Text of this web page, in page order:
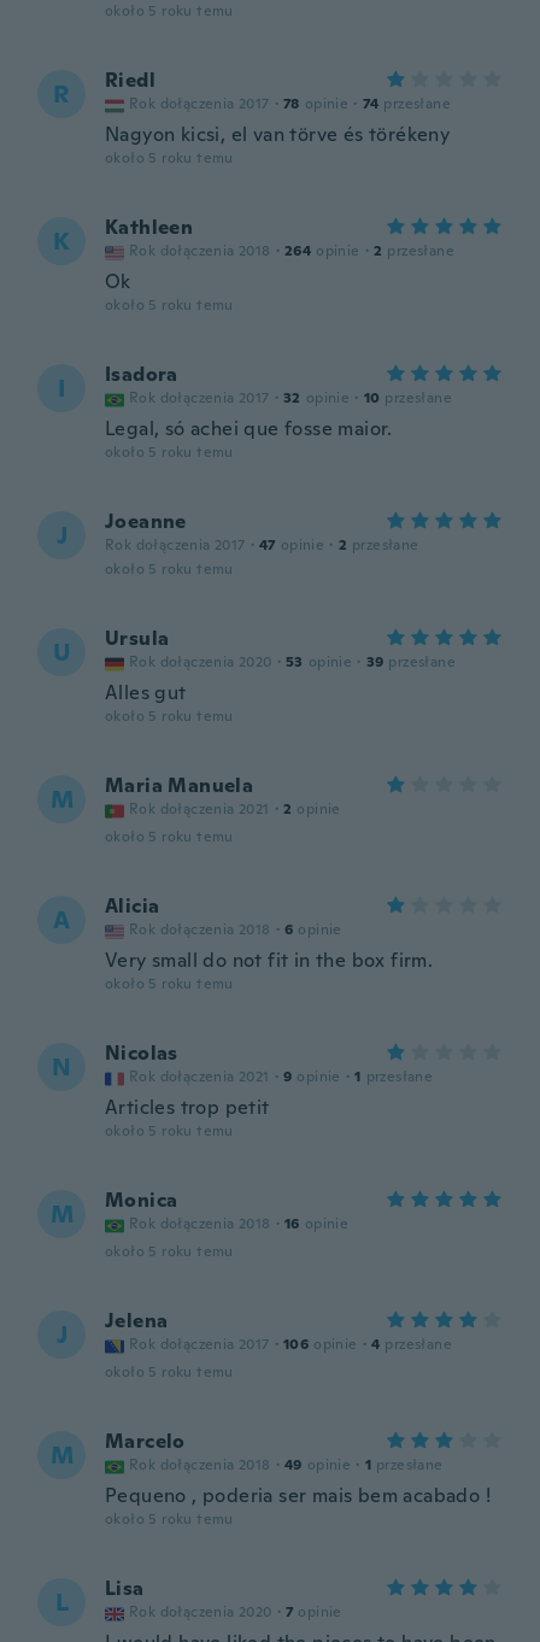
około 5 roku temu
R Riedl
Rok dołączenia 2017 · 78 opinie · 74 przesłane
Nagyon kicsi, el van törve és törékeny
około 5 roku temu
K Kathleen
Rok dołączenia 2018 · 264 opinie · 2 przesłane
Ok
około 5 roku temu
I Isadora
Rok dołączenia 2017 · 32 opinie · 10 przesłane
Legal, só achei que fosse maior.
około 5 roku temu
J Joeanne
Rok dołączenia 2017 · 47 opinie · 2 przesłane
około 5 roku temu
U Ursula
Rok dołączenia 2020 · 53 opinie · 39 przesłane
Alles gut
około 5 roku temu
M Maria Manuela
Rok dołączenia 2021 · 2 opinie
około 5 roku temu
A Alicia
Rok dołączenia 2018 · 6 opinie
Very small do not fit in the box firm.
około 5 roku temu
N Nicolas
Rok dołączenia 2021 · 9 opinie · 1 przesłane
Articles trop petit
około 5 roku temu
M Monica
Rok dołączenia 2018 · 16 opinie
około 5 roku temu
J Jelena
Rok dołączenia 2017 · 106 opinie · 4 przesłane
około 5 roku temu
M Marcelo
Rok dołączenia 2018 · 49 opinie · 1 przesłane
Pequeno , poderia ser mais bem acabado !
około 5 roku temu
L Lisa
Rok dołączenia 2020 · 7 opinie